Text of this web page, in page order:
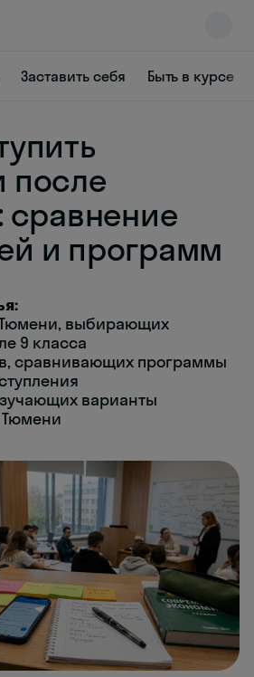
Заставить себя Быть в курсе
после
сравнение
и программ
выбирающих
9 класса
сравнивающих программы
варианты